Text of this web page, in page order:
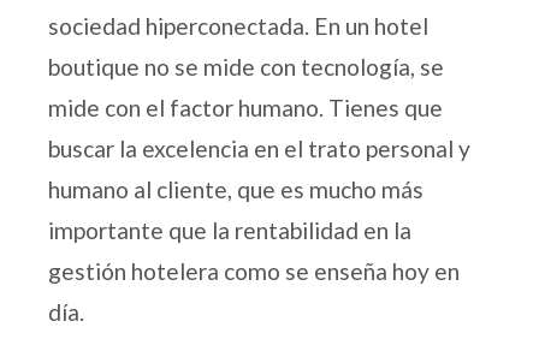
sociedad hiperconectada. En un hotel
boutique no se mide con tecnología, se
mide con el factor humano. Tienes que
buscar la excelencia en el trato personal y
humano al cliente, que es mucho más
importante que la rentabilidad en la
gestión hotelera como se enseña hoy en
día.